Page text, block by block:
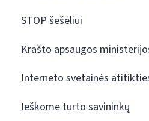
STOP šešėliui
Krašto apsaugos
Interneto svetainės
Ieškome turto savininkų